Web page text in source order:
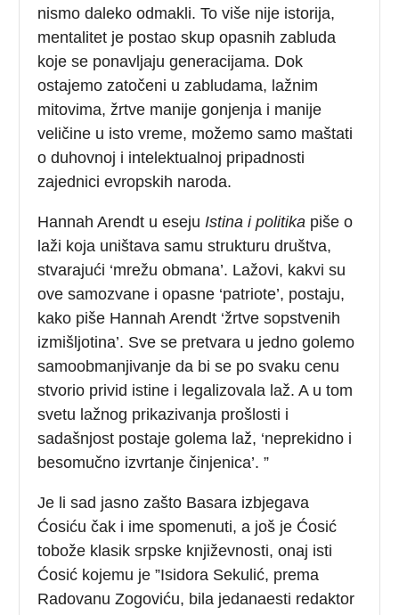
nismo daleko odmakli. To više nije istorija,
mentalitet je postao skup opasnih zabluda
koje se ponavljaju generacijama. Dok
ostajemo zatočeni u zabludama, lažnim
mitovima, žrtve manije gonjenja i manije
veličine u isto vreme, možemo samo maštati
o duhovnoj i intelektualnoj pripadnosti
zajednici evropskih naroda.
Hannah Arendt u eseju Istina i politika piše o
laži koja uništava samu strukturu društva,
stvarajući ‘mrežu obmana’. Lažovi, kakvi su
ove samozvane i opasne ‘patriote’, postaju,
kako piše Hannah Arendt ‘žrtve sopstvenih
izmišljotina’. Sve se pretvara u jedno golemo
samoobmanjivanje da bi se po svaku cenu
stvorio privid istine i legalizovala laž. A u tom
svetu lažnog prikazivanja prošlosti i
sadašnjost postaje golema laž, ‘neprekidno i
besomučno izvrtanje činjenica’. ”
Je li sad jasno zašto Basara izbjegava
Ćosiću čak i ime spomenuti, a još je Ćosić
tobože klasik srpske književnosti, onaj isti
Ćosić kojemu je ”Isidora Sekulić, prema
Radovanu Zogoviću, bila jedanaesti redaktor